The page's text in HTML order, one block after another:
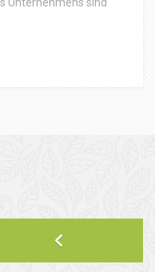
Unternehmens sind